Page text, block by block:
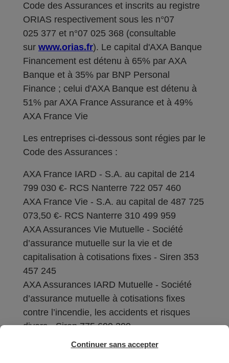
Code des Assurances et inscrits au registre
ORIAS respectivement sous les n°07
025 377 et n°07 025 368 (consultable
sur www.orias.fr). Le capital d'AXA Banque
Financement est détenu à 65% par AXA
Banque et à 35% par BNP Personal
Finance ; celui d'AXA Banque est détenu à
51% par AXA France Assurance et à 49%
AXA France Vie
Les entreprises ci-dessous sont régies par le
Code des Assurances :
AXA France IARD - S.A. au capital de 214
799 030 €- RCS Nanterre 722 057 460
AXA France Vie - S.A. au capital de 487 725
073,50 €- RCS Nanterre 310 499 959
AXA Assurances Vie Mutuelle - Société
d’assurance mutuelle sur la vie et de
capitalisation à cotisations fixes - Siren 353
457 245
AXA Assurances IARD Mutuelle - Société
d’assurance mutuelle à cotisations fixes
contre l’incendie, les accidents et risques
divers - Siren 775 699 309
Sièges sociaux : 313 Terrasses de l’Arche –
Continuer sans accepter